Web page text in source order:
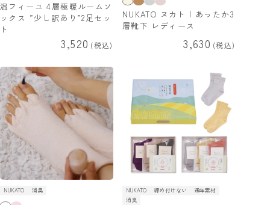
温フィーユ 4層極暖ルームソ
ックス ”少し訳あり”2足セッ
ト
3,520 税込
NUKATO ヌカト | あったか3
層靴下 レディース
3,630 税込
NUKATO 消臭 NUKATO 締め付けない
通年素材
消臭